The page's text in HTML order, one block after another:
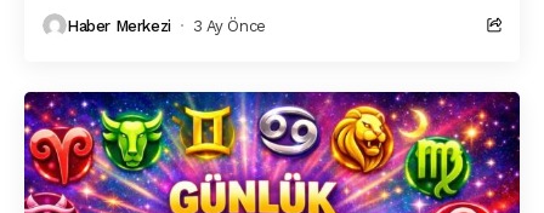
Haber Merkezi 3 Ay Önce